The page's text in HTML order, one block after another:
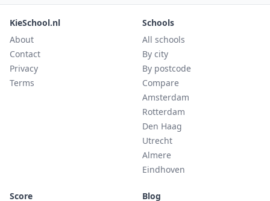
KieSchool.nl
About
Contact
Privacy
Terms
Schools
All schools
By city
By postcode
Compare
Amsterdam
Rotterdam
Den Haag
Utrecht
Almere
Eindhoven
Score
Blog